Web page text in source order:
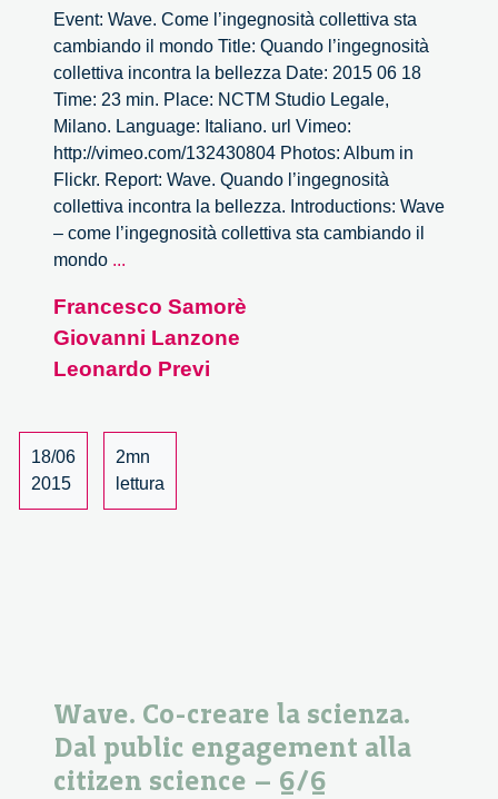
Event: Wave. Come l’ingegnosità collettiva sta
cambiando il mondo Title: Quando l’ingegnosità
collettiva incontra la bellezza Date: 2015 06 18
Time: 23 min. Place: NCTM Studio Legale,
Milano. Language: Italiano. url Vimeo:
http://vimeo.com/132430804 Photos: Album in
Flickr. Report: Wave. Quando l’ingegnosità
collettiva incontra la bellezza. Introductions: Wave
– come l’ingegnosità collettiva sta cambiando il
mondo ...
l’ingegnosità
collettiva
incontra
Francesco Samorè
Giovanni Lanzone
Leonardo Previ
18/06
2015
2mn
lettura
Wave. Co-creare la scienza.
Dal public engagement alla
citizen science – 6/6